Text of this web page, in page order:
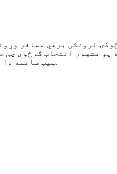
لرونکی برقي مسافر
یو مشهور انتخاب ګرځوي
ټیټ ساتنه دا د هر هغه چا لپاره یو مناسب انتخاب ګرځوي چې د ارزانه او باوري موټر په لټه کې دي.